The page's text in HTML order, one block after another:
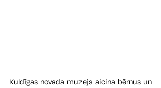
Kuldīgas novada muzejs aicina bērnus un